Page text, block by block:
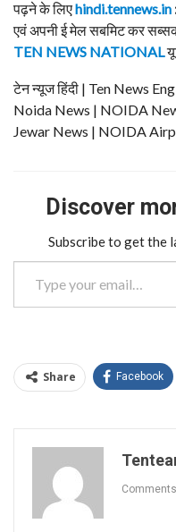
पढ़ने के लिएhindi.tennews.in
एवं अपनी ई मेल सबमिट कर
TEN NEWS NATIONAL
टेन न्यूज हिंदी | Ten News
Noida News | NOIDA
Jewar News | NOIDA
Discover
Subscribe to get the
Type your email…
Share Facebook
Comments